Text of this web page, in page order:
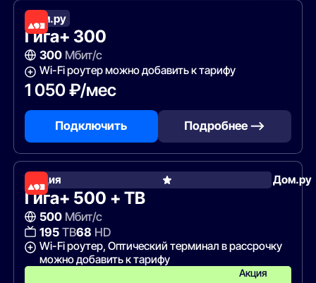
Дом.ру
Гига+ 300
300Мбит/с
Wi-Fi роутер можно добавить к тарифу
1 050 ₽/мес
Подключить Подробнее —>
Акция Дом.ру
Гига+ 500 + ТВ
500Мбит/с
195ТВ68 HD
Wi-Fi роутер, Оптический терминал в рассрочку
можно добавить к тарифу
Акция